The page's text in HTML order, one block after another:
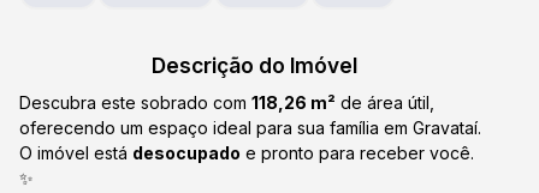
Descrição do Imóvel
Descubra este sobrado com 118,26 m² de área útil,
oferecendo um espaço ideal para sua família em Gravataí.
O imóvel está desocupado e pronto para receber você.
✨